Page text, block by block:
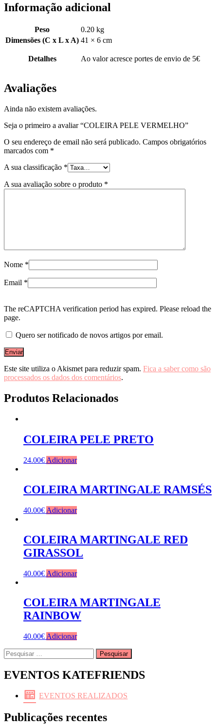
Informação adicional
Peso
0.20 kg
Dimensões (C x L x A) 41 × 6 cm
Detalhes Ao valor acresce portes de envio de 5€
Avaliações
Ainda não existem avaliações.
Seja o primeiro a avaliar “COLEIRA PELE VERMELHO”
O seu endereço de email não será publicado. Campos obrigatórios
marcados com *
A sua classificação *
A sua avaliação sobre o produto *
Nome *
Email *
The reCAPTCHA verification period has expired. Please reload the
page.
Quero ser notificado de novos artigos por email.
Este site utiliza o Akismet para reduzir spam. Fica a saber como são
processados os dados dos comentários.
Produtos Relacionados
COLEIRA PELE PRETO
24.00€ Adicionar
COLEIRA MARTINGALE RAMSÉS
40.00€ Adicionar
COLEIRA MARTINGALE RED
GIRASSOL
40.00€ Adicionar
COLEIRA MARTINGALE
RAINBOW
40.00€ Adicionar
Pesquisar
por:
EVENTOS KATEFRIENDS
EVENTOS REALIZADOS
Publicações recentes